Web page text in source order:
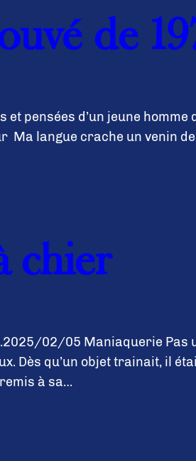
de
et pensées d’un jeune
langue crache un venin
chier
02/05 Maniaquerie Pas
Dès qu’un objet trainait, il
à sa…